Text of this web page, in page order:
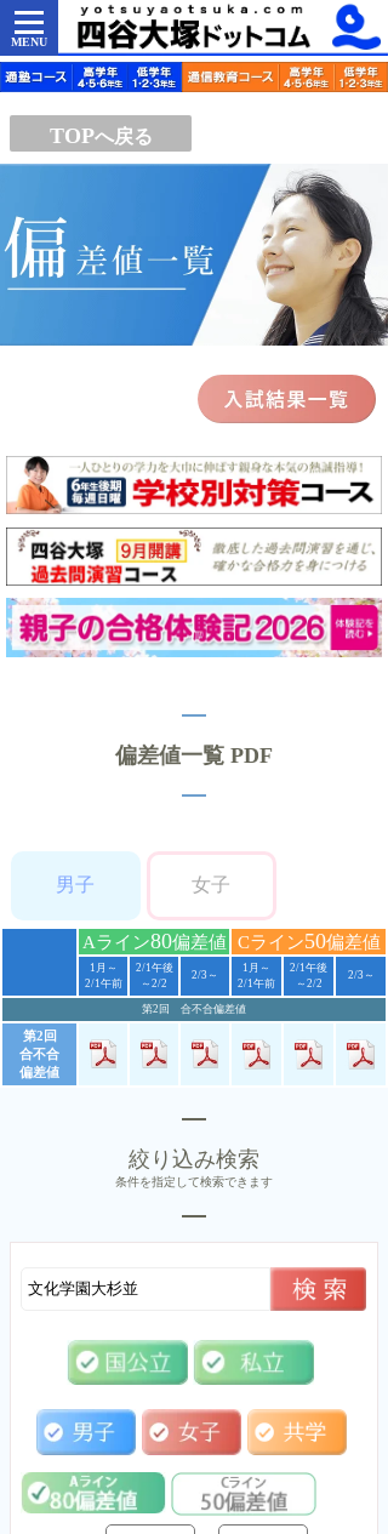
MENU
TOPへ戻る
偏差値一覧 PDF
男子 女子
Aライン80偏差値 Cライン50偏差値
1月～
2/1午前
2/1午後
～2/2
2/3～
1月～
2/1午前
2/1午後
～2/2
2/3～
第2回 合不合偏差値
第2回
合不合
偏差値
絞り込み検索
条件を指定して検索できます